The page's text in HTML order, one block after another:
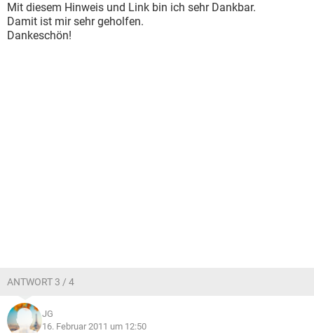
Mit diesem Hinweis und Link bin ich sehr Dankbar.
Damit ist mir sehr geholfen.
Dankeschön!
ANTWORT 3 / 4
JG
16. Februar 2011 um 12:50